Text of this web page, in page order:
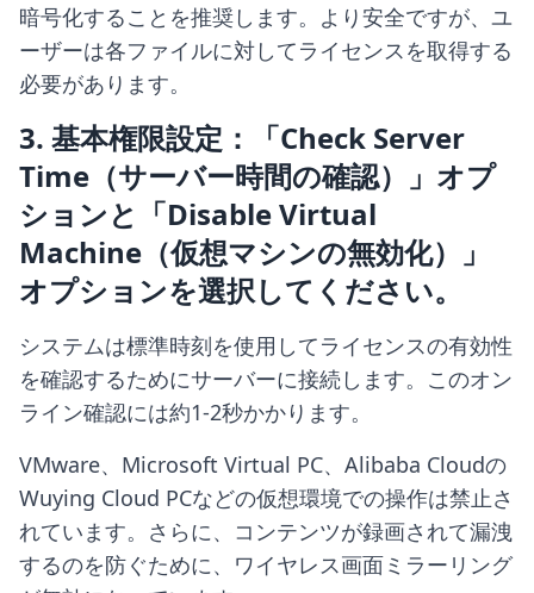
暗号化することを推奨します。より安全ですが、ユ
ーザーは各ファイルに対してライセンスを取得する
必要があります。
3. 基本権限設定：「Check Server
Time（サーバー時間の確認）」オプ
ションと「Disable Virtual
Machine（仮想マシンの無効化）」
オプションを選択してください。
システムは標準時刻を使用してライセンスの有効性
を確認するためにサーバーに接続します。このオン
ライン確認には約1-2秒かかります。
VMware、Microsoft Virtual PC、Alibaba Cloudの
Wuying Cloud PCなどの仮想環境での操作は禁止さ
れています。さらに、コンテンツが録画されて漏洩
するのを防ぐために、ワイヤレス画面ミラーリング